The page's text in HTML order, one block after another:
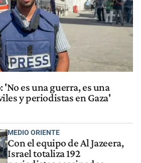
'No es una guerra, es una
y periodistas en Gaza'
MEDIO ORIENTE
Con el equipo de Al Jazeera,
Israel totaliza 192